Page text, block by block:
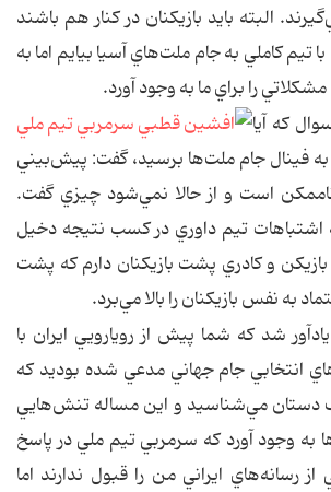
البته بايد بازيكنان در كنار هم باشند
كاملي به جام ملت‌هاي آسيا بيايم اما به
را براي ما به وجود آورد.
كه آيا
به فينال جام ملت‌ها برسيد، گفت: پيش‌بيني
است و از حالا نمي‌شود چيزي گفت.
اشتباهات تيم داوري در كسب نتيجه دخيل
ولي من 23 بازيكن و كادري پشت بازيكنان دارم كه پشت
به نفس بازيكنان را بالا مي‌برد.
شد كه شما پيش از رويارويي ايران با
انتخابي جام جهاني مدعي شده بوديد كه
دستان مي‌شناسيد و اين مساله تنش‌هايي
به وجود آورد كه سرمربي تيم ملي در پاسخ
رسانه‌هاي ايراني من را قبول ندارند اما